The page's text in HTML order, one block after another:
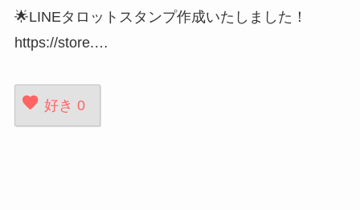
🌟LINEタロットスタンプ作成いたしました！
https://store.…
好き 0